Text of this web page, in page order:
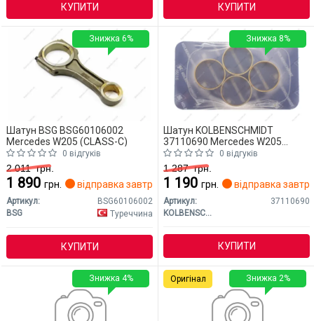
КУПИТИ КУПИТИ
Шатун BSG BSG60106002
Mercedes W205 (CLASS-C)
0 відгуків
2 011грн.
1 890 грн. відправка завтра
Артикул:
BSG60106002
BSG
Туреччина
КУПИТИ
Знижка 6%
Шатун KOLBENSCHMIDT
37110690 Mercedes W205
(CLASS-C)
0 відгуків
1 287грн.
1 190 грн. відправка
Артикул:
37110690
KOLBENSCHMIDT
КУПИТИ
Знижка 8%
Знижка 4% Знижка 2%
Оригінал